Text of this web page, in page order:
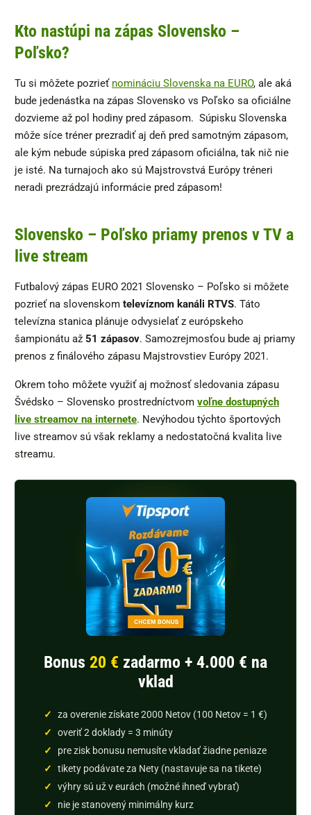
Kto nastúpi na zápas Slovensko –
Poľsko?
Tu si môžete pozrieť nomináciu Slovenska na EURO, ale aká
bude jedenástka na zápas Slovensko vs Poľsko sa oficiálne
dozvieme až pol hodiny pred zápasom. Súpisku Slovenska
môže síce tréner prezradiť aj deň pred samotným zápasom,
ale kým nebude súpiska pred zápasom oficiálna, tak nič nie
je isté. Na turnajoch ako sú Majstrovstvá Európy tréneri
neradi prezrádzajú informácie pred zápasom!
Slovensko – Poľsko priamy prenos v TV a
live stream
Futbalový zápas EURO 2021 Slovensko – Poľsko si môžete
pozrieť na slovenskom televíznom kanáli RTVS. Táto
televízna stanica plánuje odvysielať z európskeho
šampionátu až 51 zápasov. Samozrejmosťou bude aj priamy
prenos z finálového zápasu Majstrovstiev Európy 2021.
Okrem toho môžete využiť aj možnosť sledovania zápasu
Švédsko – Slovensko prostredníctvom voľne dostupných
live streamov na internete. Nevýhodou týchto športových
live streamov sú však reklamy a nedostatočná kvalita live
streamu.
Bonus 20 € zadarmo + 4.000 € na
vklad
za overenie získate 2000 Netov (100 Netov = 1 €)
overiť 2 doklady = 3 minúty
pre zisk bonusu nemusíte vkladať žiadne peniaze
tikety podávate za Nety (nastavuje sa na tikete)
výhry sú už v eurách (možné ihneď vybrať)
nie je stanovený minimálny kurz